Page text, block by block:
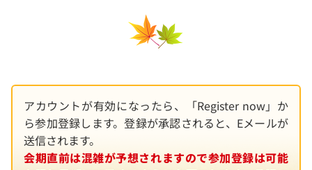
アカウントが有効になったら、「Register now」か
ら参加登録します。登録が承認されると、Eメールが
送信されます。
会期直前は混雑が予想されますので参加登録は可能